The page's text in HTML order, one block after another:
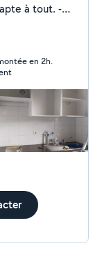
à tout. -
linge,
Revêtement
tout autre
en 2h.